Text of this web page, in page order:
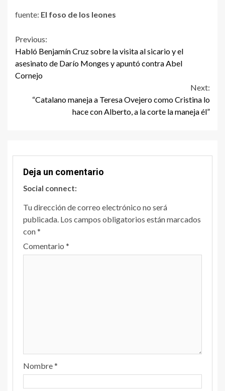
fuente: El foso de los leones
Continue
Reading
Previous:
Habló Benjamín Cruz sobre la visita al sicario y el
asesinato de Darío Monges y apuntó contra Abel
Cornejo
Next:
“Catalano maneja a Teresa Ovejero como Cristina lo
hace con Alberto, a la corte la maneja él”
Deja un comentario
Social connect:
Tu dirección de correo electrónico no será
publicada. Los campos obligatorios están marcados
con*
Comentario *
Nombre*